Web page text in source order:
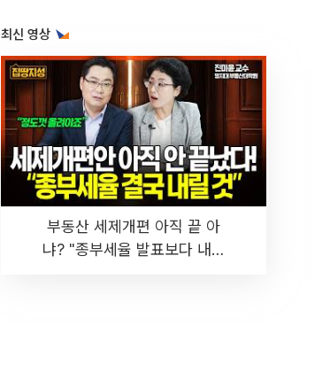
최신 영상
부동산 세제개편 아직 끝 아
냐? "종부세율 발표보다 내릴